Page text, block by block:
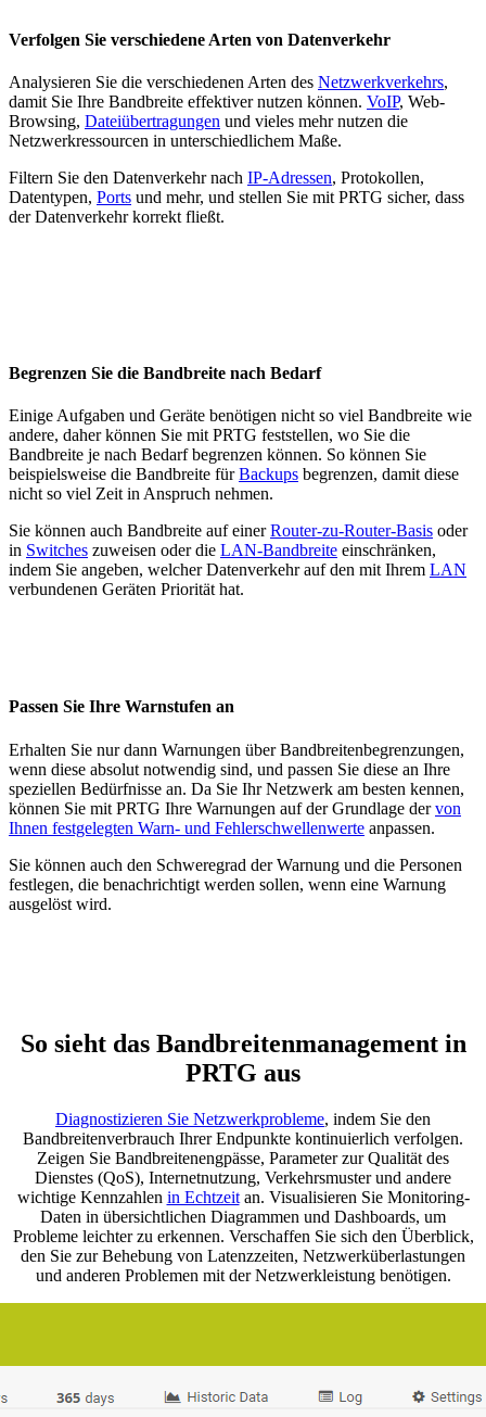
Verfolgen Sie verschiedene Arten von Datenverkehr
Analysieren Sie die verschiedenen Arten des Netzwerkverkehrs,
damit Sie Ihre Bandbreite effektiver nutzen können. VoIP, Web-
Browsing, Dateiübertragungen und vieles mehr nutzen die
Netzwerkressourcen in unterschiedlichem Maße.
Filtern Sie den Datenverkehr nach IP-Adressen, Protokollen,
Datentypen, Ports und mehr, und stellen Sie mit PRTG sicher, dass
der Datenverkehr korrekt fließt.
Begrenzen Sie die Bandbreite nach Bedarf
Einige Aufgaben und Geräte benötigen nicht so viel Bandbreite wie
andere, daher können Sie mit PRTG feststellen, wo Sie die
Bandbreite je nach Bedarf begrenzen können. So können Sie
beispielsweise die Bandbreite fürBackups begrenzen, damit diese
nicht so viel Zeit in Anspruch nehmen.
Sie können auch Bandbreite auf einerRouter-zu-Router-Basis oder
in Switches zuweisen oder die LAN-Bandbreite einschränken,
indem Sie angeben, welcher Datenverkehr auf den mit Ihrem LAN
verbundenen Geräten Priorität hat.
Passen Sie Ihre Warnstufen an
Erhalten Sie nur dann Warnungen über Bandbreitenbegrenzungen,
wenn diese absolut notwendig sind, und passen Sie diese an Ihre
speziellen Bedürfnisse an. Da Sie Ihr Netzwerk am besten kennen,
können Sie mit PRTG Ihre Warnungen auf der Grundlage dervon
Ihnen festgelegten Warn- und Fehlerschwellenwerte anpassen.
Sie können auch den Schweregrad der Warnung und die Personen
festlegen, die benachrichtigt werden sollen, wenn eine Warnung
ausgelöst wird.
So sieht das Bandbreitenmanagement in
PRTG aus
Diagnostizieren Sie Netzwerkprobleme, indem Sie den
Bandbreitenverbrauch Ihrer Endpunkte kontinuierlich verfolgen.
Zeigen Sie Bandbreitenengpässe, Parameter zur Qualität des
Dienstes (QoS), Internetnutzung, Verkehrsmuster und andere
wichtige Kennzahlen in Echtzeitan. Visualisieren Sie Monitoring-
Daten in übersichtlichen Diagrammen und Dashboards, um
Probleme leichter zu erkennen. Verschaffen Sie sich den Überblick,
den Sie zur Behebung von Latenzzeiten, Netzwerküberlastungen
und anderen Problemen mit der Netzwerkleistung benötigen.